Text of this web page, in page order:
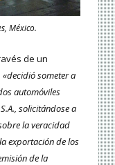
México.
de un
«decidió someter a
automóviles
solicitándose a
la veracidad
exportación de los
de la